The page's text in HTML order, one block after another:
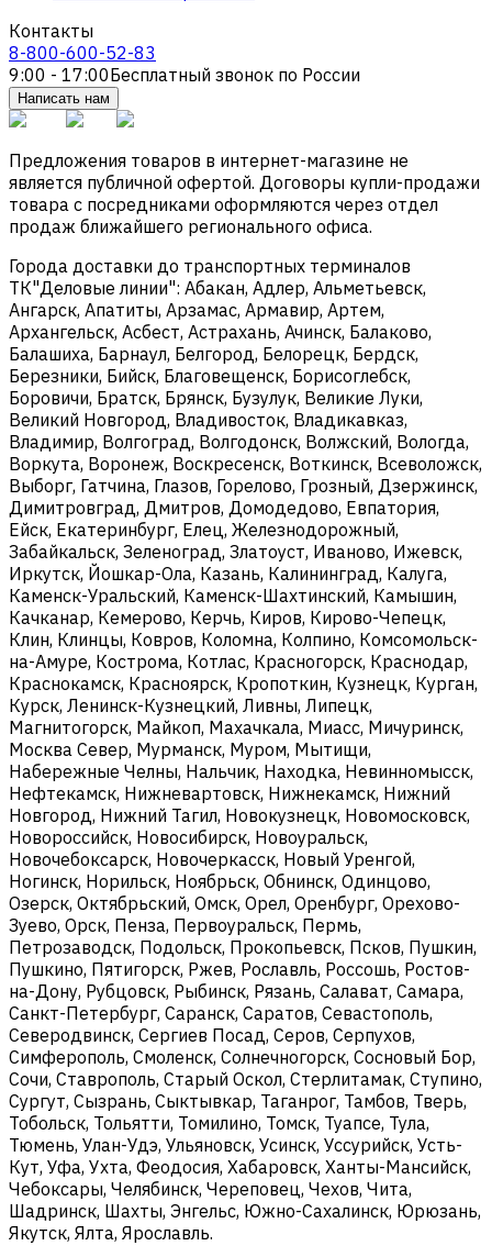
Контакты
8-800-600-52-83
9:00 - 17:00Бесплатный звонок по России
Написать нам
Предложения товаров в интернет-магазине не
является публичной офертой. Договоры купли-продажи
товара с посредниками оформляются через отдел
продаж ближайшего регионального офиса.
Города доставки до транспортных терминалов
ТК"Деловые линии": Абакан, Адлер, Альметьевск,
Ангарск, Апатиты, Арзамас, Армавир, Артем,
Архангельск, Асбест, Астрахань, Ачинск, Балаково,
Балашиха, Барнаул, Белгород, Белорецк, Бердск,
Березники, Бийск, Благовещенск, Борисоглебск,
Боровичи, Братск, Брянск, Бузулук, Великие Луки,
Великий Новгород, Владивосток, Владикавказ,
Владимир, Волгоград, Волгодонск, Волжский, Вологда,
Воркута, Воронеж, Воскресенск, Воткинск, Всеволожск,
Выборг, Гатчина, Глазов, Горелово, Грозный, Дзержинск,
Димитровград, Дмитров, Домодедово, Евпатория,
Ейск, Екатеринбург, Елец, Железнодорожный,
Забайкальск, Зеленоград, Златоуст, Иваново, Ижевск,
Иркутск, Йошкар-Ола, Казань, Калининград, Калуга,
Каменск-Уральский, Каменск-Шахтинский, Камышин,
Качканар, Кемерово, Керчь, Киров, Кирово-Чепецк,
Клин, Клинцы, Ковров, Коломна, Колпино, Комсомольск-
на-Амуре, Кострома, Котлас, Красногорск, Краснодар,
Краснокамск, Красноярск, Кропоткин, Кузнецк, Курган,
Курск, Ленинск-Кузнецкий, Ливны, Липецк,
Магнитогорск, Майкоп, Махачкала, Миасс, Мичуринск,
Москва Север, Мурманск, Муром, Мытищи,
Набережные Челны, Нальчик, Находка, Невинномысск,
Нефтекамск, Нижневартовск, Нижнекамск, Нижний
Новгород, Нижний Тагил, Новокузнецк, Новомосковск,
Новороссийск, Новосибирск, Новоуральск,
Новочебоксарск, Новочеркасск, Новый Уренгой,
Ногинск, Норильск, Ноябрьск, Обнинск, Одинцово,
Озерск, Октябрьский, Омск, Орел, Оренбург, Орехово-
Зуево, Орск, Пенза, Первоуральск, Пермь,
Петрозаводск, Подольск, Прокопьевск, Псков, Пушкин,
Пушкино, Пятигорск, Ржев, Рославль, Россошь, Ростов-
на-Дону, Рубцовск, Рыбинск, Рязань, Салават, Самара,
Санкт-Петербург, Саранск, Саратов, Севастополь,
Северодвинск, Сергиев Посад, Серов, Серпухов,
Симферополь, Смоленск, Солнечногорск, Сосновый Бор,
Сочи, Ставрополь, Старый Оскол, Стерлитамак, Ступино,
Сургут, Сызрань, Сыктывкар, Таганрог, Тамбов, Тверь,
Тобольск, Тольятти, Томилино, Томск, Туапсе, Тула,
Тюмень, Улан-Удэ, Ульяновск, Усинск, Уссурийск, Усть-
Кут, Уфа, Ухта, Феодосия, Хабаровск, Ханты-Мансийск,
Чебоксары, Челябинск, Череповец, Чехов, Чита,
Шадринск, Шахты, Энгельс, Южно-Сахалинск, Юрюзань,
Якутск, Ялта, Ярославль.